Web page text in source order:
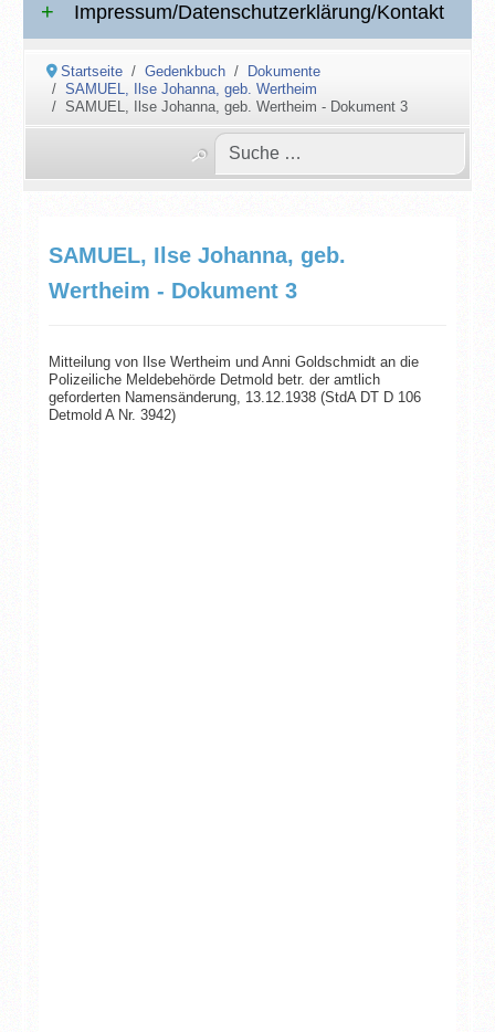
Impressum/Datenschutzerklärung/Kontakt
Startseite Gedenkbuch
Dokumente
SAMUEL, Ilse Johanna, geb. Wertheim
SAMUEL, Ilse Johanna, geb. Wertheim - Dokument 3
SAMUEL, Ilse Johanna, geb.
Wertheim - Dokument 3
Mitteilung von Ilse Wertheim und Anni Goldschmidt an die
Polizeiliche Meldebehörde Detmold betr. der amtlich
geforderten Namensänderung, 13.12.1938 (StdA DT D 106
Detmold A Nr. 3942)